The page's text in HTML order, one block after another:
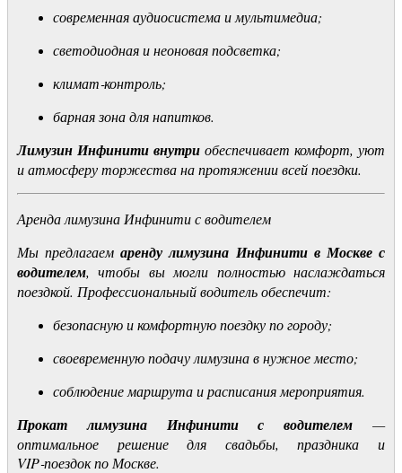
современная аудиосистема и мультимедиа;
светодиодная и неоновая подсветка;
климат‑контроль;
барная зона для напитков.
Лимузин Инфинити внутри обеспечивает комфорт, уют
и атмосферу торжества на протяжении всей поездки.
Аренда лимузина Инфинити с водителем
Мы предлагаемаренду лимузина Инфинити в Москве с
водителем, чтобы вы могли полностью наслаждаться
поездкой. Профессиональный водитель обеспечит:
безопасную и комфортную поездку по городу;
своевременную подачу лимузина в нужное место;
соблюдение маршрута и расписания мероприятия.
Прокат лимузина Инфинити с водителем —
оптимальное решение для свадьбы, праздника и
VIP‑поездок по Москве.